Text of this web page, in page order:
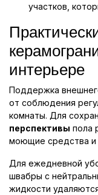
участков,
интерьере
Поддержка
от соблюдения
комнаты. Для
перспективы пола
моющие средства и
Для ежедневной
швабры с
жидкости